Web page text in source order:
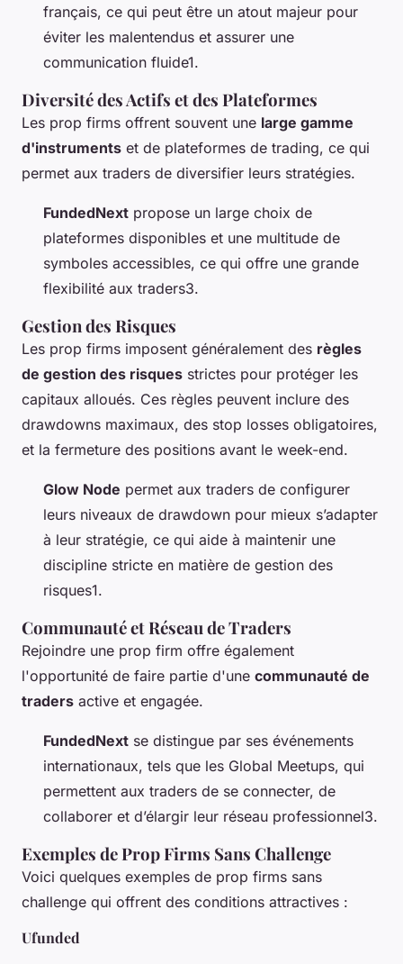
français, ce qui peut être un atout majeur pour
éviter les malentendus et assurer une
communication fluide1.
Diversité des Actifs et des Plateformes
Les prop firms offrent souvent une large gamme
d'instruments et de plateformes de trading, ce qui
permet aux traders de diversifier leurs stratégies.
FundedNext propose un large choix de
plateformes disponibles et une multitude de
symboles accessibles, ce qui offre une grande
flexibilité aux traders3.
Gestion des Risques
Les prop firms imposent généralement des règles
de gestion des risques strictes pour protéger les
capitaux alloués. Ces règles peuvent inclure des
drawdowns maximaux, des stop losses obligatoires,
et la fermeture des positions avant le week-end.
Glow Node permet aux traders de configurer
leurs niveaux de drawdown pour mieux s’adapter
à leur stratégie, ce qui aide à maintenir une
discipline stricte en matière de gestion des
risques1.
Communauté et Réseau de Traders
Rejoindre une prop firm offre également
l'opportunité de faire partie d'une communauté de
traders active et engagée.
FundedNext se distingue par ses événements
internationaux, tels que les Global Meetups, qui
permettent aux traders de se connecter, de
collaborer et d’élargir leur réseau professionnel3.
Exemples de Prop Firms Sans Challenge
Voici quelques exemples de prop firms sans
challenge qui offrent des conditions attractives :
Ufunded